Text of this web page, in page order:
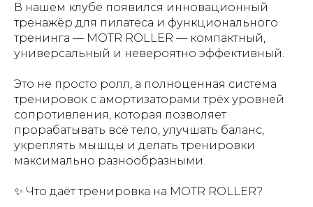
В нашем клубе появился инновационный
тренажёр для пилатеса и функционального
тренинга — MOTR ROLLER — компактный,
универсальный и невероятно эффективный.
Это не просто ролл, а полноценная система
тренировок с амортизаторами трёх уровней
сопротивления, которая позволяет
прорабатывать всё тело, улучшать баланс,
укреплять мышцы и делать тренировки
максимально разнообразными.
✨ Что даёт тренировка на MOTR ROLLER?